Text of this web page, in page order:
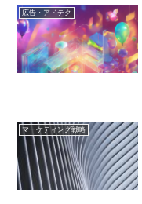
広告・アドテク
マーケティング戦略